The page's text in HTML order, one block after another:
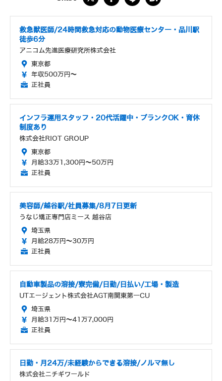
救急獣医師/24時間救急対応の動物医療センター・品川駅
徒歩6分
アニコム先進医療研究所株式会社
東京都
年収500万円～
正社員
インフラ運用スタッフ・20代活躍中・ブランクOK・育休
制度あり
株式会社RIOT GROUP
東京都
月給33万1,300円～50万円
正社員
美容師/越谷駅/社員募集/8月7日更新
うなじ矯正専門店ミース 越谷店
埼玉県
月給28万円～30万円
正社員
自動車製品の溶接/寮完備/日勤/日払い/工場・製造
UTエージェント株式会社AGT南関東第一CU
埼玉県
月給31万円～41万7,000円
正社員
日勤・月24万/未経験からできる溶接/ノルマ無し
株式会社ニチギワールド